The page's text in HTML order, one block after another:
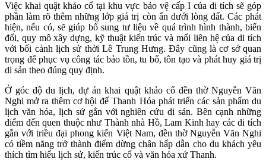
Việc khai quật khảo cổ tại khu vực bảo vệ cấp I của di tích sẽ góp
phần làm rõ thêm những lớp giá trị còn ẩn dưới lòng đất. Các phát
hiện, nếu có, sẽ giúp bổ sung tư liệu về quá trình hình thành, biến
đổi, quy mô xây dựng, kỹ thuật kiến trúc và mối liên hệ của di tích
với bối cảnh lịch sử thời Lê Trung Hưng. Đây cũng là cơ sở quan
trọng để phục vụ công tác bảo tồn, tu bổ, tôn tạo và phát huy giá trị
di sản theo đúng quy định.
Ở góc độ du lịch, dự án khai quật khảo cổ đền thờ Nguyễn Văn
Nghi mở ra thêm cơ hội để Thanh Hóa phát triển các sản phẩm du
lịch văn hóa, lịch sử gắn với nghiên cứu di sản. Bên cạnh những
điểm đến quen thuộc như Thành nhà Hồ, Lam Kinh hay các di tích
gắn với triều đại phong kiến Việt Nam, đền thờ Nguyễn Văn Nghi
có tiềm năng trở thành điểm dừng chân hấp dẫn cho du khách yêu
thích tìm hiểu lịch sử, kiến trúc cổ và văn hóa xứ Thanh.